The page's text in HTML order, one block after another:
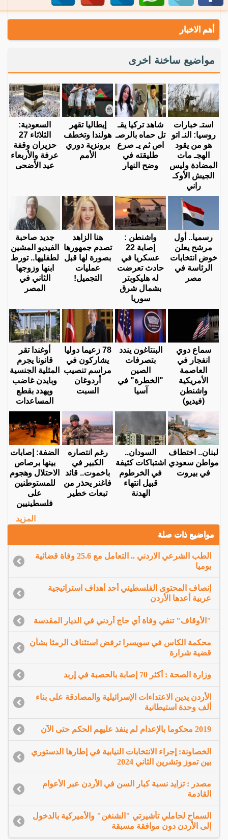
أهم الاخبار
مواضيع ساخنة اخرى
استـ خبارات
روسيا: النـ اتو
هو من يقود
الهجـ مات
المضادة وليس
الجيش الأوكـ
راني
شاهد تركيا يقـ
تل حماه بالرصـ
اص ثم يـ صرع
طليقته في
وضح النهار
إيطاليا تقهر
هولندا وتخطف
برونزية دوري
الأمم
السعودية:
الثلاثاء 27
حزيران وقفة
عرفة والأربعاء
عيد الأضحى
رسميا.. أول
مرشح يعلن
خوض انتخابات
الرئاسة في
مصر
واشنطن :
إصابة 22
عسكريا في
حادث تعرضت
له هليكوبتر
بشمال شرق
سوريا
هنا الزاهد
تصدم جمهورها
بصورة لها قبل
عمليات
التجميل!
جديد صاحبة
الفيديو المشين
لطفليها.. تورط
ابنها وزوجها
الثاني في
المصر
سماع دوي
انفجار في
العاصمة
الأمريكية
واشنطن
(فيديو)
البنتاغون يندد
بتصرفات
الصين
"الخطرة" في
آسيا
78 زعيما دوليا
يشاركون في
مراسم تنصيب
أردوغان
السبت
أوغندا تقر
قانونا يجرم
المثلية الجنسية
وبايدن غاضب
ويهدد بقطع
المساعدات
لبنان.. اختطاف
مواطن سعودي
في بيروت
السودان..
اشتباكات كثيفة
في الخرطوم
قبيل انتهاء
الهدنة
رغم انتصاره
الكبير في
باخموت.. قائد
فاغنر يحذر من
تبعات خطير
الضفة: إصابات
بينها برصاص
الاحتلال وهجوم
للمستوطنين
على
فلسطينيين
المزيد
مواضيع ذات صلة
الطب الشرعي الاردني .. التعامل مع 25.6 وفاة قضائية
يوميا
إنصاف المحتوى الفلسطيني أحد أهداف استراتيجية
عربية أعدها الأردن
"الأوقاف" تنفي وفاة أي حاج أردني في الديار المقدسة
محكمة الكاس في سويسرا ترفض استئناف الرمثا بشأن
قضية شرارة
وزارة الصحة : أكثر 70 إصابة بالحصبة في إربد
الأردن يدين الاعتداءات الإسرائيلية والمصادقة على بناء
ألف وحدة استيطانية
2019 محكوما بالإعدام لم ينفذ عليهم الحكم حتى الآن
الخصاونة: إجراء الانتخابات النيابية في إطارها الدستوري
بين تموز وتشرين الثاني 2024
مصدر : تزايد نسبة كبار السن في الأردن عبر الأعوام
القادمة
السماح لحاملي تأشيرتي "الشنغن" والأميركية بالدخول
إلى الأردن دون موافقة مسبقة